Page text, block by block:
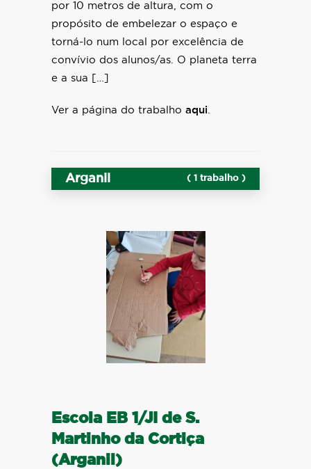
por 10 metros de altura, com o
propósito de embelezar o espaço e
torná-lo num local por excelência de
convívio dos alunos/as. O planeta terra
e a sua […]
Ver a página do trabalho aqui.
Arganil ( 1 trabalho )
Escola EB 1/JI de S.
Martinho da Cortiça
(Arganil)